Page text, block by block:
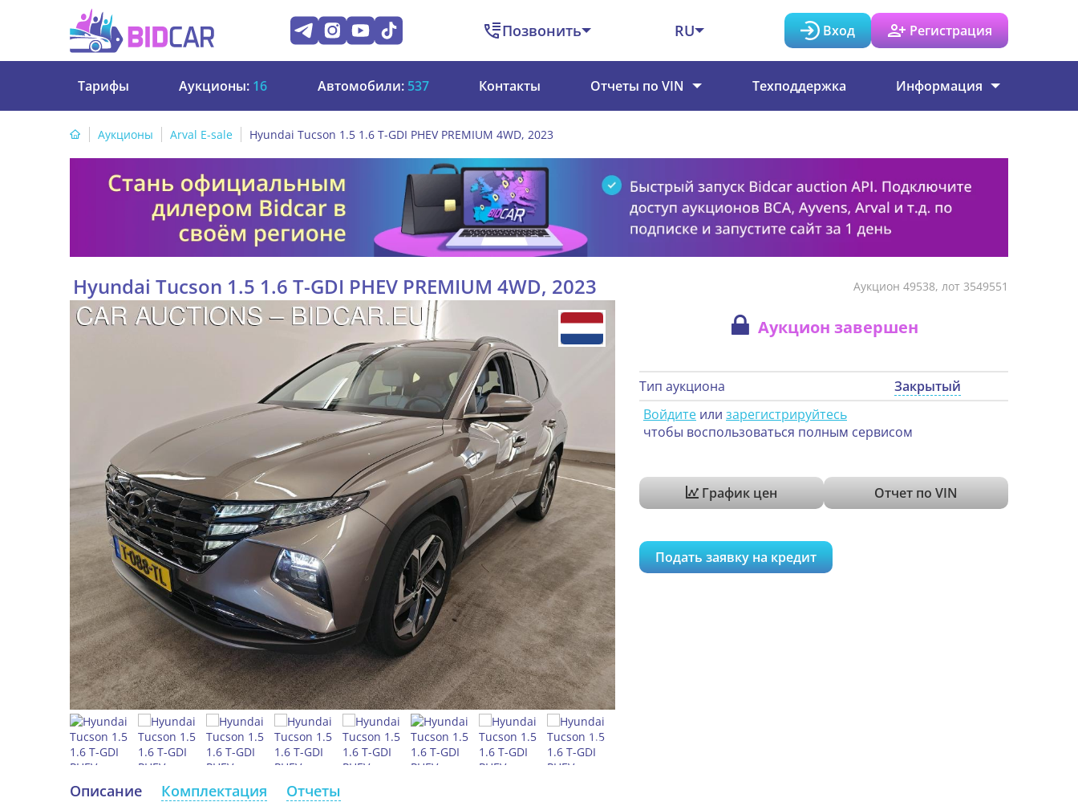
Позвонить RU Вход Регистрация
Тарифы Аукционы: 16 Автомобили: 537 Контакты Отчеты по VIN Техподдержка Информация
Аукционы Arval E-sale Hyundai Tucson 1.5 1.6 T-GDI PHEV PREMIUM 4WD, 2023
Аукцион 49538, лот 3549551
Hyundai Tucson 1.5 1.6 T-GDI PHEV PREMIUM 4WD, 2023
Аукцион завершен
Тип аукциона
Закрытый
Войдите или зарегистрируйтесь
чтобы воспользоваться полным сервисом
График цен Отчет по VIN
Подать заявку на кредит
Описание Комплектация Отчеты